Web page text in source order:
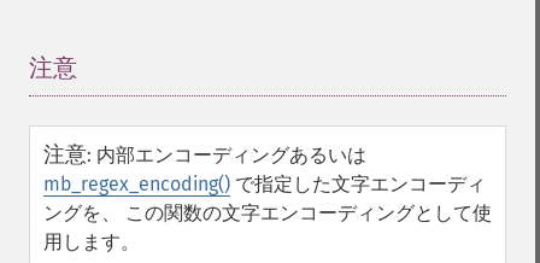
注意
注意: 内部エンコーディングあるいは
mb_regex_encoding() で指定した文字エンコーディ
ングを、 この関数の文字エンコーディングとして使
用します。